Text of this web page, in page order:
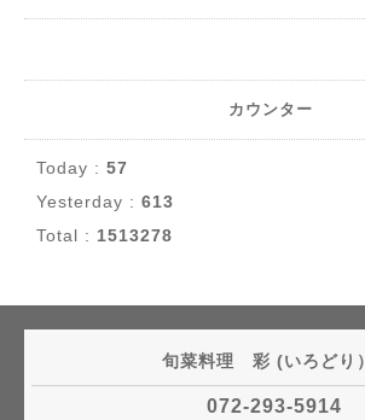
カウンター
Today : 57
Yesterday : 613
Total : 1513278
旬菜料理 彩 (いろどり
072-293-5914